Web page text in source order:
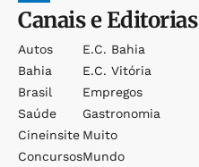
Canais e Editorias
Autos
Bahia
Brasil
Saúde
Cineinsite
Concursos
E.c. Bahia
E.c. Vitória
Empregos
Gastronomia
Muito
Mundo